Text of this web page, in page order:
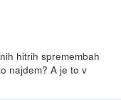
hitrih spremembah
najdem? A je to v